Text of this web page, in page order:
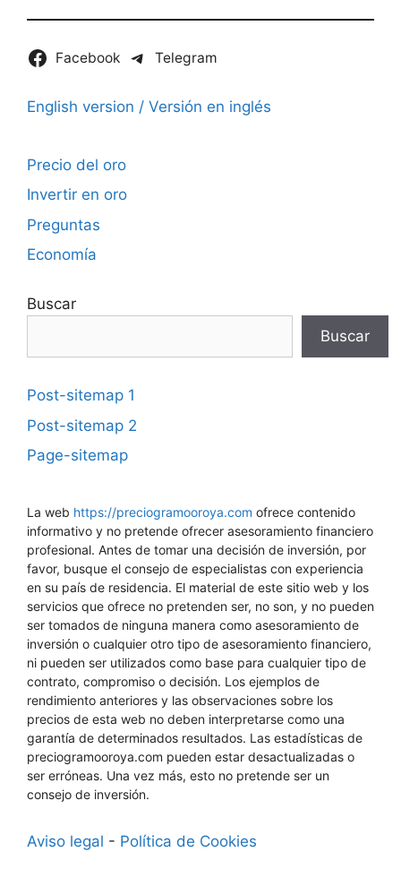
Facebook Telegram
English version / Versión en inglés
Precio del oro
Invertir en oro
Preguntas
Economía
Buscar
Buscar
Post-sitemap 1
Post-sitemap 2
Page-sitemap
La web https://preciogramooroya.com ofrece contenido
informativo y no pretende ofrecer asesoramiento financiero
profesional. Antes de tomar una decisión de inversión, por
favor, busque el consejo de especialistas con experiencia
en su país de residencia. El material de este sitio web y los
servicios que ofrece no pretenden ser, no son, y no pueden
ser tomados de ninguna manera como asesoramiento de
inversión o cualquier otro tipo de asesoramiento financiero,
ni pueden ser utilizados como base para cualquier tipo de
contrato, compromiso o decisión. Los ejemplos de
rendimiento anteriores y las observaciones sobre los
precios de esta web no deben interpretarse como una
garantía de determinados resultados. Las estadísticas de
preciogramooroya.com pueden estar desactualizadas o
ser erróneas. Una vez más, esto no pretende ser un
consejo de inversión.
Aviso legal - Política de Cookies